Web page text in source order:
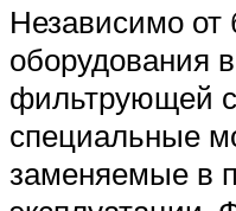
Независимо от
оборудования
фильтрующей
специальные
заменяемые в